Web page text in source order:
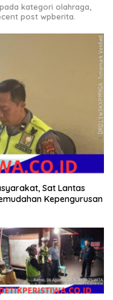
kategori olahraga,
post wpberita.
Sat Lantas
Kepengurusan